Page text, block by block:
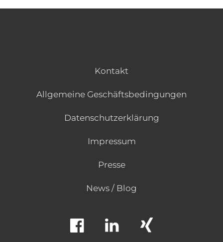
Kontakt
Allgemeine Geschäftsbedingungen
Datenschutzerklärung
Impressum
Presse
News / Blog